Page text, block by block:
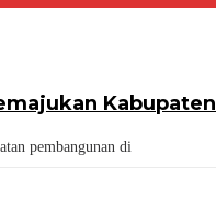
Kabupaten
pembangunan di